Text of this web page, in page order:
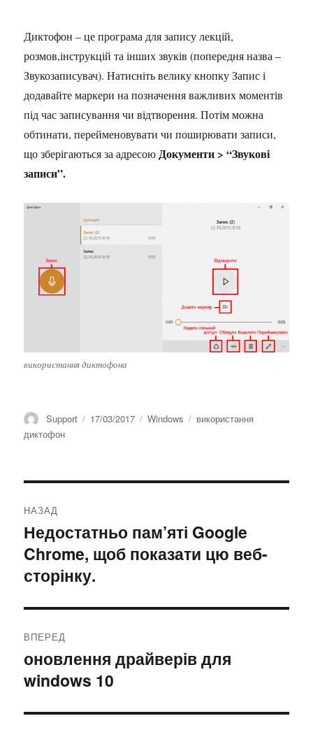
Диктофон – це програма для запису лекцій,
розмов,інструкцій та інших звуків (попередня назва –
Звукозаписувач). Натисніть велику кнопку Запис і
додавайте маркери на позначення важливих моментів
під час записування чи відтворення. Потім можна
обтинати, перейменовувати чи поширювати записи,
що зберігаються за адресою Документи > “Звукові
записи”.
використання диктофона
Автор
Support Оприлюднено
17/03/2017 Категорії
Windows Позначки
використання
диктофон
записів
НАЗАД
Попередній
запис:
Недостатньо пам’яті Google
Chrome, щоб показати цю веб-
сторінку.
ВПЕРЕД
Наступний
запис:
оновлення драйверів для
windows 10